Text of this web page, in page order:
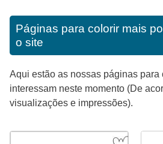
Páginas para colorir mais
o site
Aqui estão as nossas páginas para
interessam neste momento (De
visualizações e impressões).